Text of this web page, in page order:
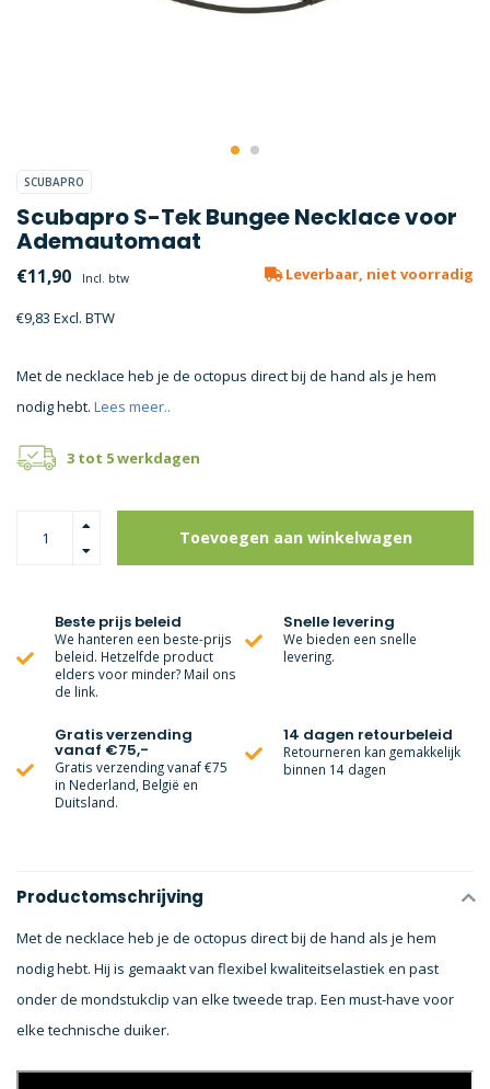
SCUBAPRO
Scubapro S-Tek Bungee Necklace voor
Ademautomaat
€11,90 Incl. btw
€9,83 Excl. BTW
Leverbaar, niet voorradig
Met de necklace heb je de octopus direct bij de hand als je hem
nodig hebt. Lees meer..
3 tot 5 werkdagen
Toevoegen aan winkelwagen
Beste prijs beleid
We hanteren een beste-prijs
beleid. Hetzelfde product
elders voor minder? Mail ons
de link.
Snelle levering
We bieden een snelle
levering.
Gratis verzending
vanaf €75,-
Gratis verzending vanaf €75
in Nederland, België en
Duitsland.
14 dagen retourbeleid
Retourneren kan gemakkelijk
binnen 14 dagen
Productomschrijving
Met de necklace heb je de octopus direct bij de hand als je hem
nodig hebt. Hij is gemaakt van flexibel kwaliteitselastiek en past
onder de mondstukclip van elke tweede trap. Een must-have voor
elke technische duiker.